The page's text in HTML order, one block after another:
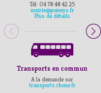
Tél: 04 78 48 42 25
mairie@pomeys.fr
Plus de détails
Transports en commun
A la demande sur
transports.rhone.fr